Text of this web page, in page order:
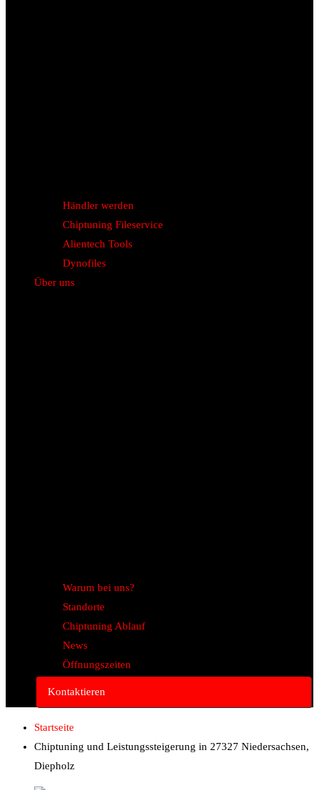
Händler werden
Chiptuning Fileservice
Alientech Tools
Dynofiles
Über uns
Warum bei uns?
Standorte
Chiptuning Ablauf
News
Öffnungszeiten
Kontaktieren
Startseite
Chiptuning und Leistungssteigerung in 27327 Niedersachsen,
Diepholz